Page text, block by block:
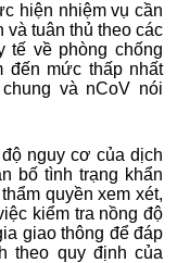
hiện nhiệm vụ cần
và tuân thủ theo các
tế về phòng chống
đến mức thấp nhất
và nCoV nói
nguy cơ của dịch
bố tình trạng khẩn
quyền xem xét,
kiểm tra nồng độ
giao thông để đáp
theo quy định của